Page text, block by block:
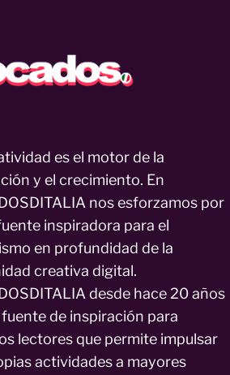
es el motor de la
y el crecimiento. En
nos esforzamos por
inspiradora para el
en profundidad de la
creativa digital.
desde hace 20 años
fuente de inspiración para
lectores que permite impulsar
actividades a mayores